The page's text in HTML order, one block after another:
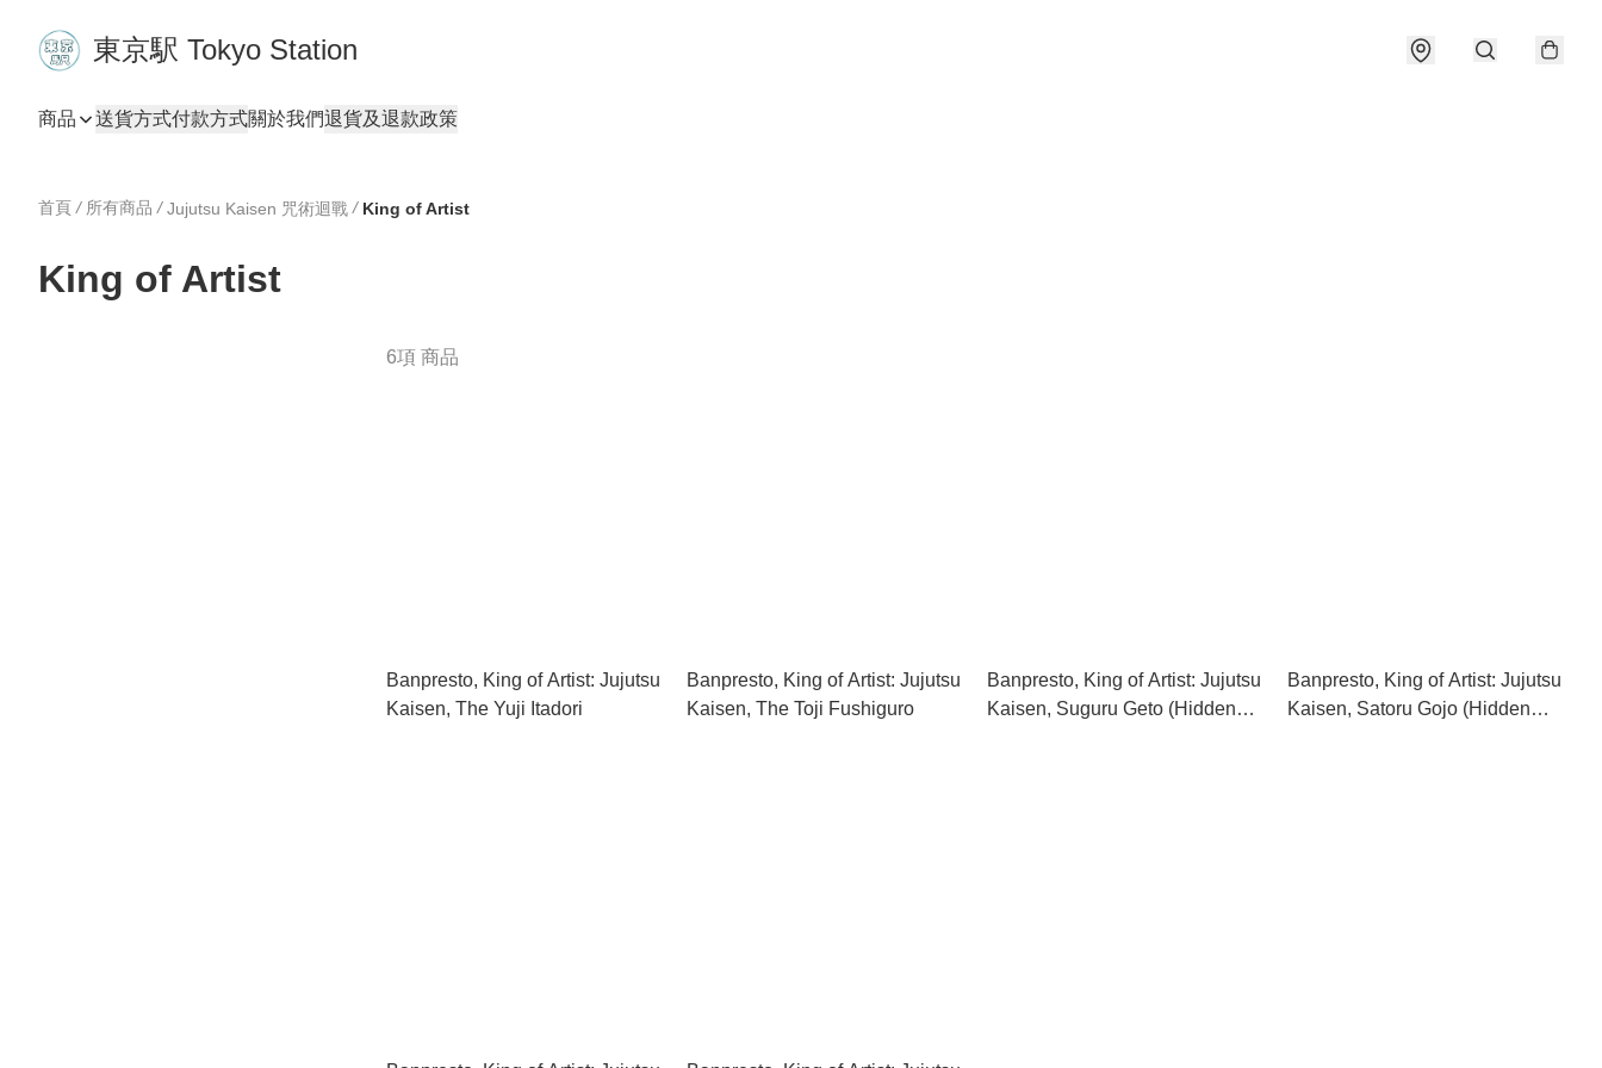
東京駅 Tokyo Station
商品 送貨方式付款方式關於我們退貨及退款政策
首頁 / 所有商品 / Jujutsu Kaisen 咒術迴戰 / King of Artist
King of Artist
6項 商品
Banpresto, King of Artist: Jujutsu
Kaisen, The Yuji Itadori
Banpresto, King of Artist: Jujutsu
Kaisen, The Toji Fushiguro
Banpresto, King of Artist: Jujutsu
Kaisen, Suguru Geto (Hidden
Banpresto, King of Artist: Jujutsu
Kaisen, Satoru Gojo (Hidden